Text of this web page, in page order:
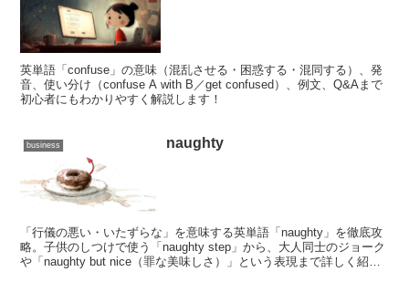
英単語「confuse」の意味（混乱させる・困惑する・混同する）、発
音、使い分け（confuse A with B／get confused）、例文、Q&Aまで
初心者にもわかりやすく解説します！
business naughty
「行儀の悪い・いたずらな」を意味する英単語「naughty」を徹底攻
略。子供のしつけで使う「naughty step」から、大人同士のジョーク
や「naughty but nice（罪な美味しさ）」という表現まで詳しく紹介